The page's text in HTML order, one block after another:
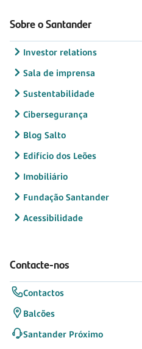
Sobre o Santander
Investor relations
Sala de imprensa
Sustentabilidade
Cibersegurança
Blog Salto
Edifício dos Leões
Imobiliário
Fundação Santander
Acessibilidade
Contacte-nos
Contactos
Balcões
Santander Próximo